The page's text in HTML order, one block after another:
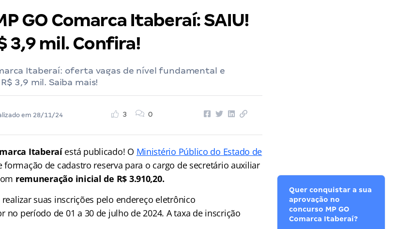
GO Comarca Itaberaí: SAIU!
3,9 mil. Confira!
Itaberaí: oferta vagas de nível fundamental e
3,9 mil. Saiba mais!
em 28/11/24
3 0
Itaberaíestá publicado! O Ministério Público do Estado de
formação de cadastro reserva para o cargo de secretário auxiliar
remuneração inicial de R$ 3.910,20.
suas inscrições pelo endereço eletrônico
período de 01 a 30 de julho de 2024. A taxa de inscrição
Quer conquistar a sua
aprovação no
concurso MP GO
Comarca Itaberaí?